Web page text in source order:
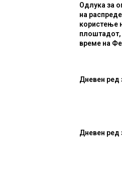
Одлука за
на
користење
плоштадот,
време на
Дневен ред
Дневен ред